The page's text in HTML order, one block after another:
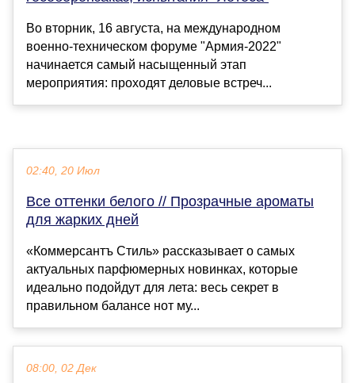
Во вторник, 16 августа, на международном
военно-техническом форуме "Армия-2022"
начинается самый насыщенный этап
мероприятия: проходят деловые встреч...
02:40, 20 Июл
Все оттенки белого // Прозрачные ароматы
для жарких дней
«Коммерсантъ Стиль» рассказывает о самых
актуальных парфюмерных новинках, которые
идеально подойдут для лета: весь секрет в
правильном балансе нот му...
08:00, 02 Дек